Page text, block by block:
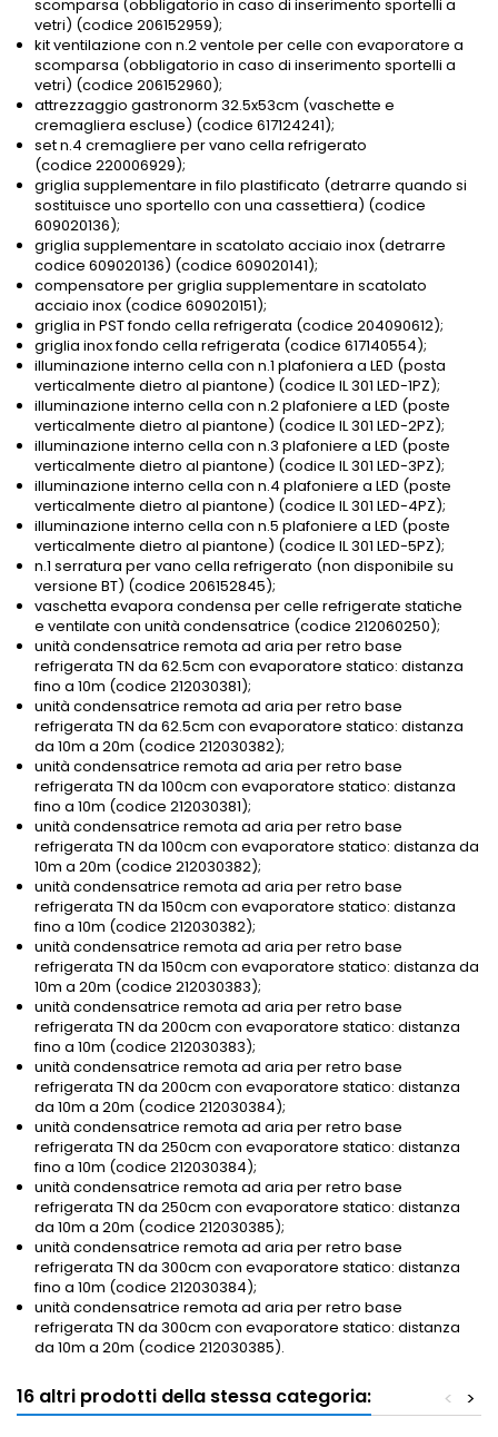
scomparsa (obbligatorio in caso di inserimento sportelli a
vetri) (codice 206152959);
kit ventilazione con n.2 ventole per celle con evaporatore a
scomparsa (obbligatorio in caso di inserimento sportelli a
vetri) (codice 206152960);
attrezzaggio gastronorm 32.5x53cm (vaschette e
cremagliera escluse) (codice 617124241);
set n.4 cremagliere per vano cella refrigerato
(codice 220006929);
griglia supplementare in filo plastificato (detrarre quando si
sostituisce uno sportello con una cassettiera) (codice
609020136);
griglia supplementare in scatolato acciaio inox (detrarre
codice 609020136) (codice 609020141);
compensatore per griglia supplementare in scatolato
acciaio inox (codice 609020151);
griglia in PST fondo cella refrigerata (codice 204090612);
griglia inox fondo cella refrigerata (codice 617140554);
illuminazione interno cella con n.1 plafoniera a LED (posta
verticalmente dietro al piantone) (codice IL 301 LED-1PZ);
illuminazione interno cella con n.2 plafoniere a LED (poste
verticalmente dietro al piantone) (codice IL 301 LED-2PZ);
illuminazione interno cella con n.3 plafoniere a LED (poste
verticalmente dietro al piantone) (codice IL 301 LED-3PZ);
illuminazione interno cella con n.4 plafoniere a LED (poste
verticalmente dietro al piantone) (codice IL 301 LED-4PZ);
illuminazione interno cella con n.5 plafoniere a LED (poste
verticalmente dietro al piantone) (codice IL 301 LED-5PZ);
n.1 serratura per vano cella refrigerato (non disponibile su
versione BT) (codice 206152845);
vaschetta evapora condensa per celle refrigerate statiche
e ventilate con unità condensatrice (codice 212060250);
unità condensatrice remota ad aria per retro base
refrigerata TN da 62.5cm con evaporatore statico: distanza
fino a 10m (codice 212030381);
unità condensatrice remota ad aria per retro base
refrigerata TN da 62.5cm con evaporatore statico: distanza
da 10m a 20m (codice 212030382);
unità condensatrice remota ad aria per retro base
refrigerata TN da 100cm con evaporatore statico: distanza
fino a 10m (codice 212030381);
unità condensatrice remota ad aria per retro base
refrigerata TN da 100cm con evaporatore statico: distanza da
10m a 20m (codice 212030382);
unità condensatrice remota ad aria per retro base
refrigerata TN da 150cm con evaporatore statico: distanza
fino a 10m (codice 212030382);
unità condensatrice remota ad aria per retro base
refrigerata TN da 150cm con evaporatore statico: distanza da
10m a 20m (codice 212030383);
unità condensatrice remota ad aria per retro base
refrigerata TN da 200cm con evaporatore statico: distanza
fino a 10m (codice 212030383);
unità condensatrice remota ad aria per retro base
refrigerata TN da 200cm con evaporatore statico: distanza
da 10m a 20m (codice 212030384);
unità condensatrice remota ad aria per retro base
refrigerata TN da 250cm con evaporatore statico: distanza
fino a 10m (codice 212030384);
unità condensatrice remota ad aria per retro base
refrigerata TN da 250cm con evaporatore statico: distanza
da 10m a 20m (codice 212030385);
unità condensatrice remota ad aria per retro base
refrigerata TN da 300cm con evaporatore statico: distanza
fino a 10m (codice 212030384);
unità condensatrice remota ad aria per retro base
refrigerata TN da 300cm con evaporatore statico: distanza
da 10m a 20m (codice 212030385).
16 altri prodotti della stessa categoria: >
<